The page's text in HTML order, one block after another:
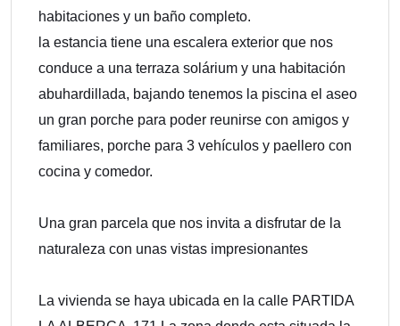
habitaciones y un baño completo.
la estancia tiene una escalera exterior que nos
conduce a una terraza solárium y una habitación
abuhardillada, bajando tenemos la piscina el aseo
un gran porche para poder reunirse con amigos y
familiares, porche para 3 vehículos y paellero con
cocina y comedor.
Una gran parcela que nos invita a disfrutar de la
naturaleza con unas vistas impresionantes
La vivienda se haya ubicada en la calle PARTIDA